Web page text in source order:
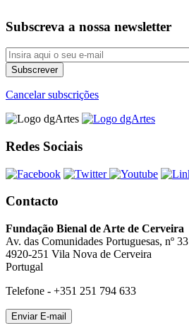
Subscreva a nossa newsletter
Cancelar subscrições
Redes Sociais
Contacto
Fundação Bienal de Arte de Cerveira
Av. das Comunidades Portuguesas, nº 33
4920-251 Vila Nova de Cerveira
Portugal
Telefone - +351 251 794 633